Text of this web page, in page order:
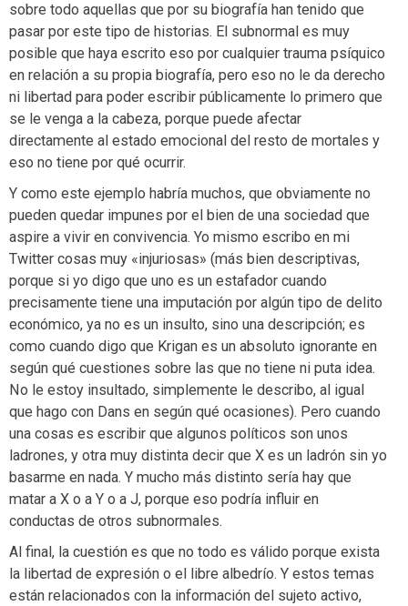
sobre todo aquellas que por su biografía han tenido que
pasar por este tipo de historias. El subnormal es muy
posible que haya escrito eso por cualquier trauma psíquico
en relación a su propia biografía, pero eso no le da derecho
ni libertad para poder escribir públicamente lo primero que
se le venga a la cabeza, porque puede afectar
directamente al estado emocional del resto de mortales y
eso no tiene por qué ocurrir.
Y como este ejemplo habría muchos, que obviamente no
pueden quedar impunes por el bien de una sociedad que
aspire a vivir en convivencia. Yo mismo escribo en mi
Twitter cosas muy «injuriosas» (más bien descriptivas,
porque si yo digo que uno es un estafador cuando
precisamente tiene una imputación por algún tipo de delito
económico, ya no es un insulto, sino una descripción; es
como cuando digo que Krigan es un absoluto ignorante en
según qué cuestiones sobre las que no tiene ni puta idea.
No le estoy insultado, simplemente le describo, al igual
que hago con Dans en según qué ocasiones). Pero cuando
una cosas es escribir que algunos políticos son unos
ladrones, y otra muy distinta decir que X es un ladrón sin yo
basarme en nada. Y mucho más distinto sería hay que
matar a X o a Y o a J, porque eso podría influir en
conductas de otros subnormales.
Al final, la cuestión es que no todo es válido porque exista
la libertad de expresión o el libre albedrío. Y estos temas
están relacionados con la información del sujeto activo,